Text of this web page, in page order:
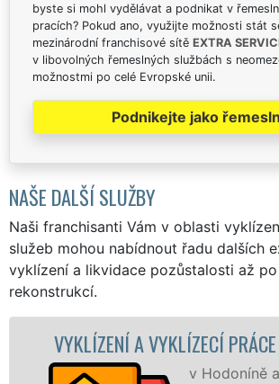
byste si mohl vydělávat a podnikat v
pracích? Pokud ano, využijte možnosti stát
mezinárodní franchisové sítě EXTRA
v libovolných řemeslných službách s
možnostmi po celé Evropské unii.
Podnikejte jako
NAŠE DALŠÍ SLUŽBY
Naši franchisanti Vám v oblasti
služeb mohou nabídnout řadu dalších
vyklízení a likvidace pozůstalosti až
rekonstrukcí.
A VYKLÍZECÍ PRÁCE HODONÍN
v Hodoníně a celém